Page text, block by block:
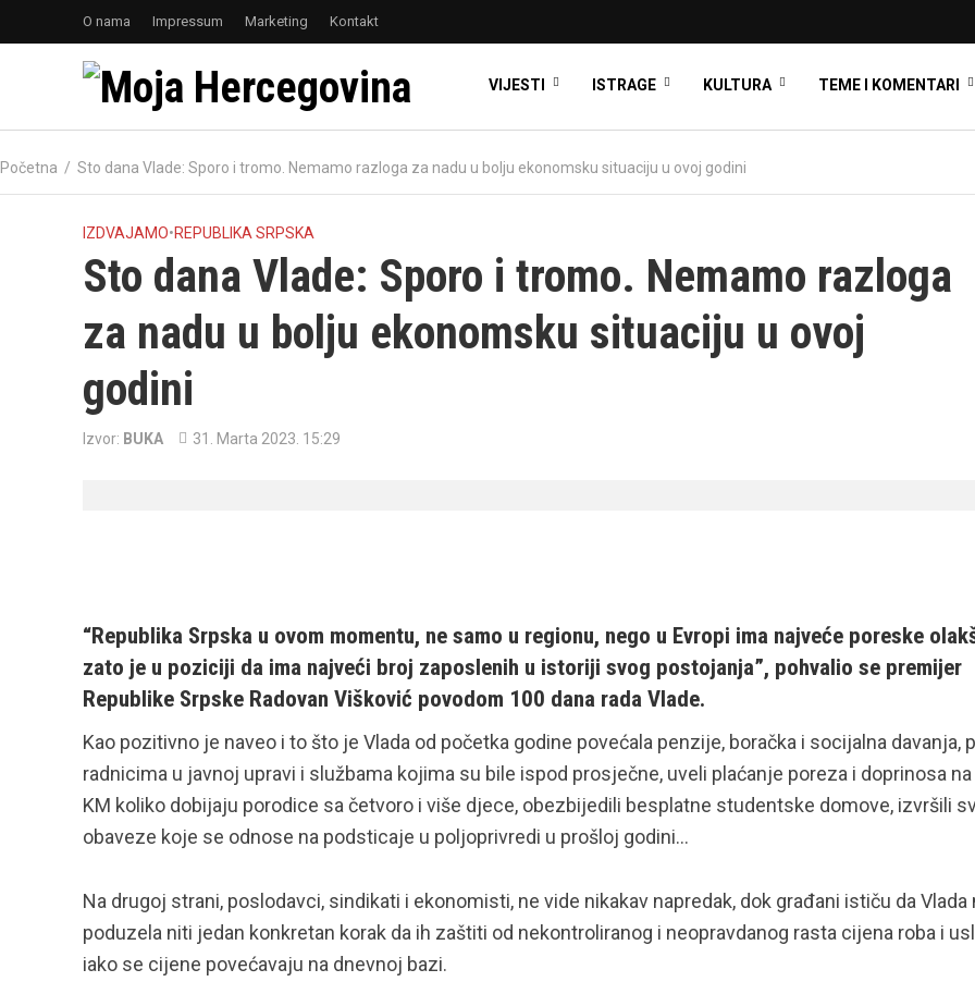
O nama Impressum Marketing Kontakt
VIJESTI ISTRAGE KULTURA TEME I KOMENTARI
Početna / Sto dana Vlade: Sporo i tromo. Nemamo razloga za nadu u bolju ekonomsku situaciju u ovoj godini
IZDVAJAMO•REPUBLIKA SRPSKA
Sto dana Vlade: Sporo i tromo. Nemamo razloga
za nadu u bolju ekonomsku situaciju u ovoj
godini
Izvor: BUKA 31. Marta 2023. 15:29
“Republika Srpska u ovom momentu, ne samo u regionu, nego u Evropi ima najveće poreske
zato je u poziciji da ima najveći broj zaposlenih u istoriji svog postojanja”, pohvalio se premijer
Republike Srpske Radovan Višković povodom 100 dana rada Vlade.
Kao pozitivno je naveo i to što je Vlada od početka godine povećala penzije, boračka i socijalna davanja,
radnicima u javnoj upravi i službama kojima su bile ispod prosječne, uveli plaćanje poreza i doprinosa
KM koliko dobijaju porodice sa četvoro i više djece, obezbijedili besplatne studentske domove, izvršili
obaveze koje se odnose na podsticaje u poljoprivredi u prošloj godini…
Na drugoj strani, poslodavci, sindikati i ekonomisti, ne vide nikakav napredak, dok građani ističu da Vlada
poduzela niti jedan konkretan korak da ih zaštiti od nekontroliranog i neopravdanog rasta cijena roba i
iako se cijene povećavaju na dnevnoj bazi.